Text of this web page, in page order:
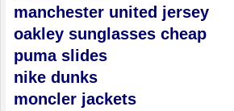
manchester united jersey
oakley sunglasses cheap
puma slides
nike dunks
moncler jackets